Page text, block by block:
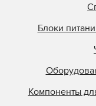
Блоки
Компоненты